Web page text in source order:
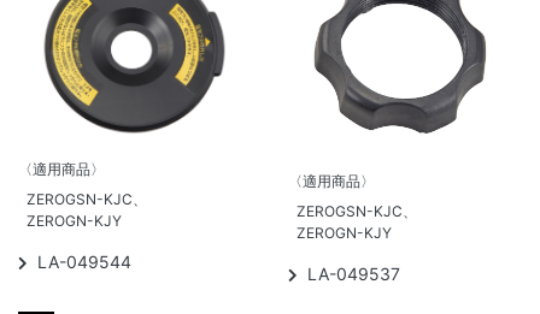
〈適用商品〉
ZEROGSN-KJC、
ZEROGN-KJY
LA-049544
〈適用商品〉
ZEROGSN-KJC、
ZEROGN-KJY
LA-049537